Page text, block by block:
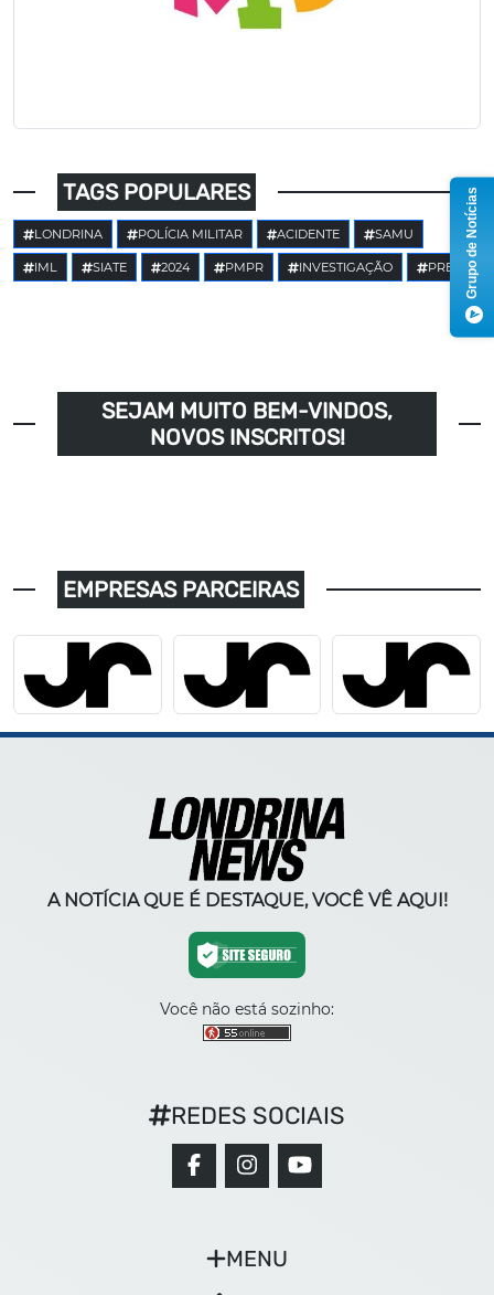
TAGS POPULARES
LONDRINA POLÍCIA MILITAR ACIDENTE SAMU
IML SIATE 2024 PMPR INVESTIGAÇÃO PRE
SEJAM MUITO BEM-VINDOS,
NOVOS INSCRITOS!
EMPRESAS PARCEIRAS
A NOTÍCIA QUE É DESTAQUE, VOCÊ VÊ AQUI!
Você não está sozinho:
MENU
REDES SOCIAIS
Grupo de Notícias